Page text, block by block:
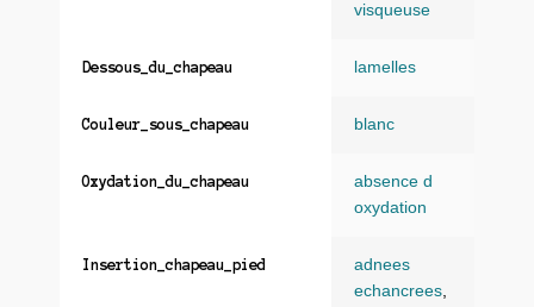
visqueuse
Dessous_du_chapeau lamelles
Couleur_sous_chapeau blanc
Oxydation_du_chapeau
absence d
oxydation
Insertion_chapeau_pied
adnees
echancrees,